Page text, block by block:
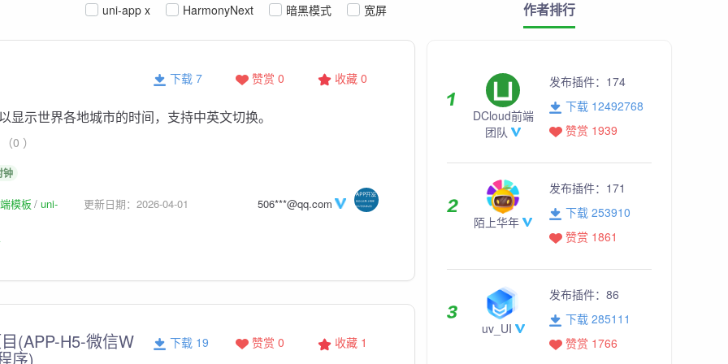
宽屏
暗黑模式
HarmonyNext
uni-app x
收藏 0
赞赏 0
下载 7
显示世界各地城市的时间，支持中英文切换。
（0 ）
钟
模板 uni- 更新日期：2026-04-01 506***@qq.com
(APP-H5-微信W
序)
收藏 1
赞赏 0
下载 19
作者排行
DCloud前端
团队
发布插件： 174
下载 12492768
赞赏 1939
陌上华年
发布插件： 171
下载 253910
赞赏 1861
uv_UI
发布插件： 86
下载 285111
赞赏 1766